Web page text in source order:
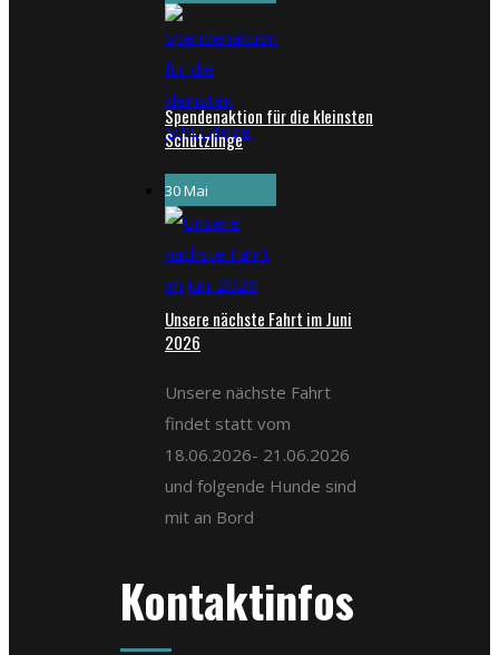
Spendenaktion für die kleinsten
Schützlinge
30 Mai
Unsere nächste Fahrt im Juni
2026
Unsere nächste Fahrt
findet statt vom
18.06.2026- 21.06.2026
und folgende Hunde sind
mit an Bord
Kontaktinfos